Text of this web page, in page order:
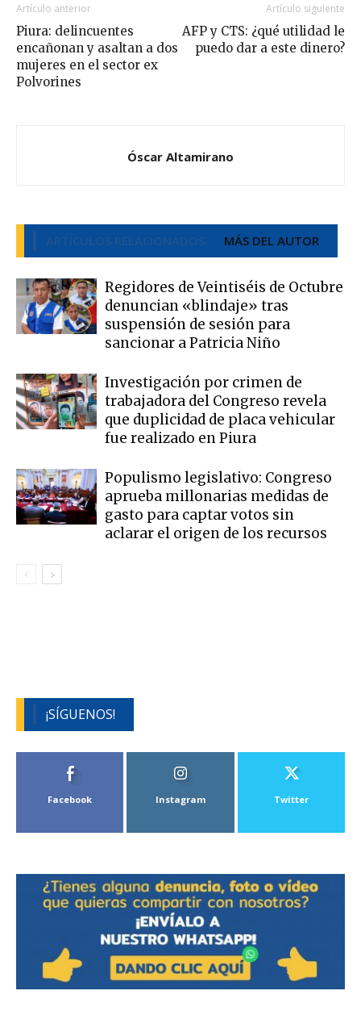
Artículo anterior
Piura: delincuentes
encañonan y asaltan a dos
mujeres en el sector ex
Polvorines
Artículo siguiente
AFP y CTS: ¿qué utilidad le
puedo dar a este dinero?
Óscar Altamirano
ARTÍCULOS RELACIONADOS MÁS DEL AUTOR
Regidores de Veintiséis de Octubre
denuncian «blindaje» tras
suspensión de sesión para
sancionar a Patricia Niño
Investigación por crimen de
trabajadora del Congreso revela
que duplicidad de placa vehicular
fue realizado en Piura
Populismo legislativo: Congreso
aprueba millonarias medidas de
gasto para captar votos sin
aclarar el origen de los recursos
¡SÍGUENOS!